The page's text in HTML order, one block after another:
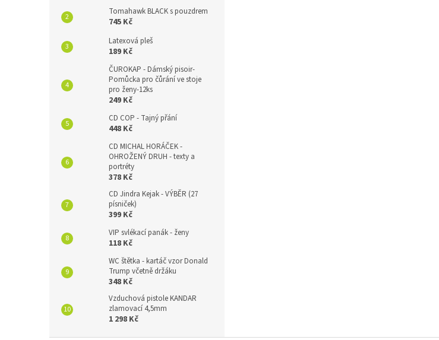
Tomahawk BLACK s pouzdrem
745 Kč
Latexová pleš
189 Kč
ČUROKAP - Dámský pisoir-
Pomůcka pro čůrání ve stoje
pro ženy-12ks
249 Kč
CD COP - Tajný přání
448 Kč
CD MICHAL HORÁČEK -
OHROŽENÝ DRUH - texty a
portréty
378 Kč
CD Jindra Kejak - VÝBĚR (27
písniček)
399 Kč
VIP svlékací panák - ženy
118 Kč
WC štětka - kartáč vzor Donald
Trump včetně držáku
348 Kč
Vzduchová pistole KANDAR
zlamovací 4,5mm
1 298 Kč